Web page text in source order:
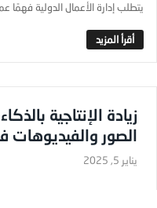
يتطلب إدارة الأعمال الدولية فهمًا
زيادة الإنتاجية
الصور والفيديوهات في
يناير 5, 2025